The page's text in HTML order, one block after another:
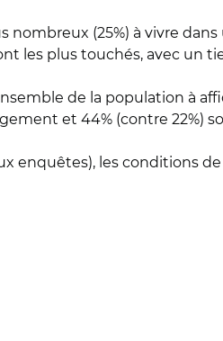
(25%) à vivre dans
les plus touchés, avec un
de la population à
et 44% (contre 22%)
enquêtes), les conditions de